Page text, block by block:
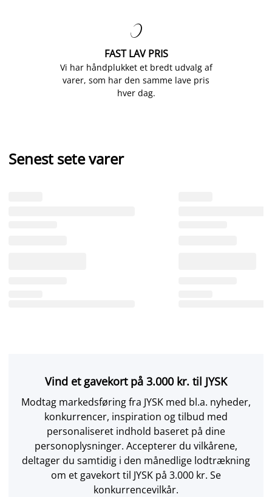

FAST LAV PRIS
Vi har håndplukket et bredt udvalg af
varer, som har den samme lave pris
hver dag.
Senest sete varer
Vind et gavekort på 3.000 kr. til JYSK
Modtag markedsføring fra JYSK med bl.a. nyheder,
konkurrencer, inspiration og tilbud med
personaliseret indhold baseret på dine
personoplysninger. Accepterer du vilkårene,
deltager du samtidig i den månedlige lodtrækning
om et gavekort til JYSK på 3.000 kr. Se
konkurrencevilkår.